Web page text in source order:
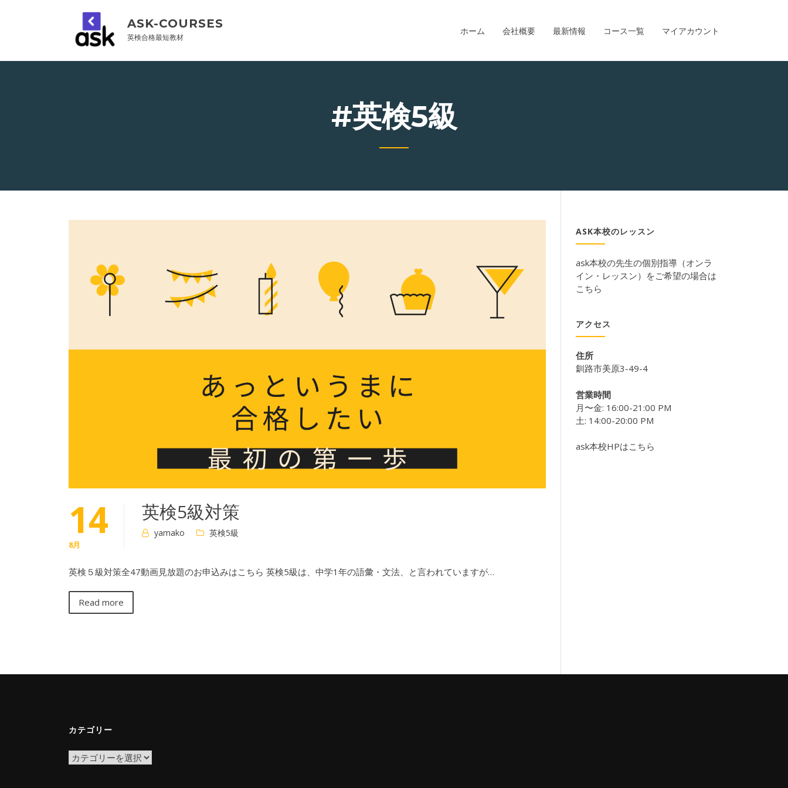
ASK-COURSES
英検合格最短教材
ホーム 会社概要 最新情報 コース一覧 マイアカウント
#英検5級
14
8月
英検5級対策
yamako 英検5級
英検５級対策全47動画見放題のお申込みはこちら 英検5級は、中学1年の語彙・文法、と言われていますが…
Read more
ASK本校のレッスン
ask本校の先生の個別指導（オンラ
イン・レッスン）をご希望の場合は
こちら
アクセス
住所
釧路市美原3-49-4
営業時間
月〜金: 16:00-21:00 PM
土: 14:00-20:00 PM
ask本校HPはこちら
カテゴリー
カ
テ